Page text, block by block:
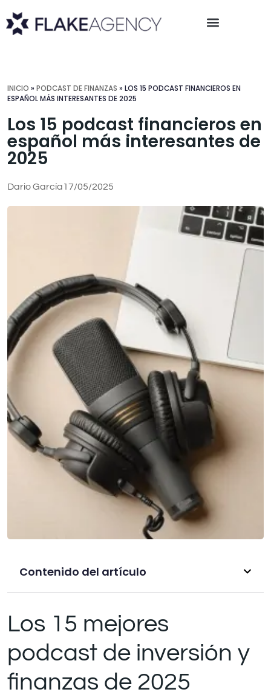
INICIO » PODCAST DE FINANZAS » LOS 15 PODCAST FINANCIEROS EN
ESPAÑOL MÁS INTERESANTES DE 2025
Los 15 podcast financieros en
español más interesantes de
2025
Dario García17/05/2025
Contenido del artículo
Los 15 mejores
podcast de inversión y
finanzas de 2025